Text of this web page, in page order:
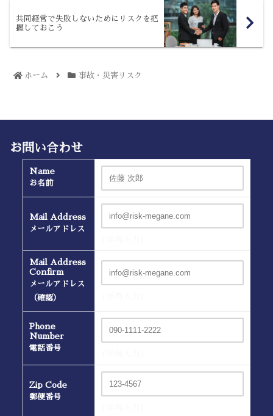
共同経営で失敗しないためにリスクを把
握しておこう
ホーム 事故・災害リスク
お問い合わせ
Name
お名前
Mail Address
メールアドレス
Mail Address
Confirm
メールアドレス
（確認）
Phone
Number
電話番号
Zip Code
郵便番号